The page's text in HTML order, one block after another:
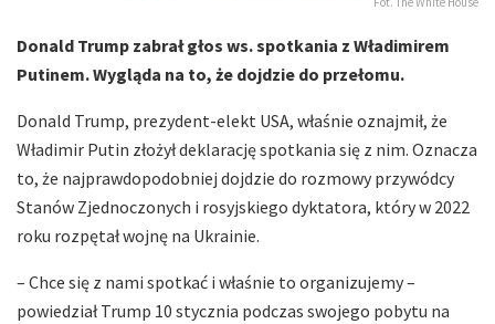
Donald Trump zabrał głos ws. spotkania z Władimirem
Putinem. Wygląda na to, że dojdzie do przełomu.
Donald Trump, prezydent-elekt USA, właśnie oznajmił, że
Władimir Putin złożył deklarację spotkania się z nim. Oznacza
to, że najprawdopodobniej dojdzie do rozmowy przywódcy
Stanów Zjednoczonych i rosyjskiego dyktatora, który w 2022
roku rozpętał wojnę na Ukrainie.
– Chce się z nami spotkać i właśnie to organizujemy –
powiedział Trump 10 stycznia podczas swojego pobytu na